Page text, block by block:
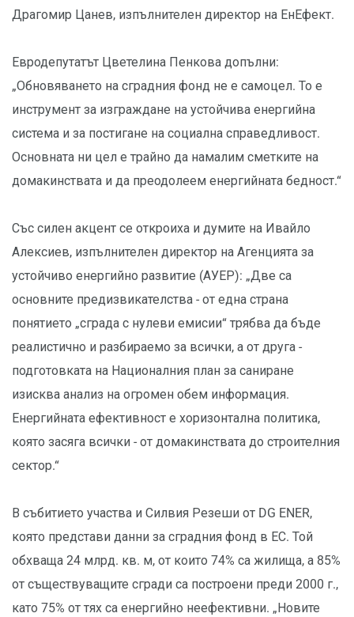
Драгомир Цанев, изпълнителен директор на ЕнЕфект.
Евродепутатът Цветелина Пенкова допълни:
„Обновяването на сградния фонд не е самоцел. То е
инструмент за изграждане на устойчива енергийна
система и за постигане на социална справедливост.
Основната ни цел е трайно да намалим сметките на
домакинствата и да преодолеем енергийната бедност.“
Със силен акцент се откроиха и думите на Ивайло
Алексиев, изпълнителен директор на Агенцията за
устойчиво енергийно развитие (АУЕР): „Две са
основните предизвикателства - от една страна
понятието „сграда с нулеви емисии“ трябва да бъде
реалистично и разбираемо за всички, а от друга -
подготовката на Националния план за саниране
изисква анализ на огромен обем информация.
Енергийната ефективност е хоризонтална политика,
която засяга всички - от домакинствата до строителния
сектор.“
В събитието участва и Силвия Резеши от DG ENER,
която представи данни за сградния фонд в ЕС. Той
обхваща 24 млрд. кв. м, от които 74% са жилища, а 85%
от съществуващите сгради са построени преди 2000 г.,
като 75% от тях са енергийно неефективни. „Новите